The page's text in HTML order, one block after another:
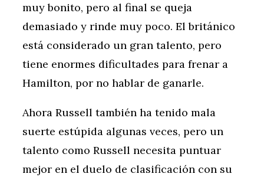
muy bonito, pero al final se queja
demasiado y rinde muy poco. El británico
está considerado un gran talento, pero
tiene enormes dificultades para frenar a
Hamilton, por no hablar de ganarle.
Ahora Russell también ha tenido mala
suerte estúpida algunas veces, pero un
talento como Russell necesita puntuar
mejor en el duelo de clasificación con su